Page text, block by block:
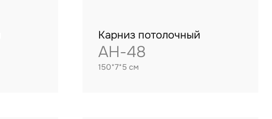
Карниз потолочный
AH-48
150*7*5 см